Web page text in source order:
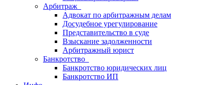
Арбитраж
Адвокат по арбитражным делам
Досудебное урегулирование
Представительство в суде
Взыскание задолженности
Арбитражный юрист
Банкротство
Банкротство юридических лиц
Банкротство ИП